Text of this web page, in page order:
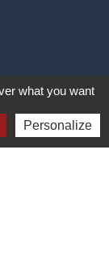
what you want
Personalize